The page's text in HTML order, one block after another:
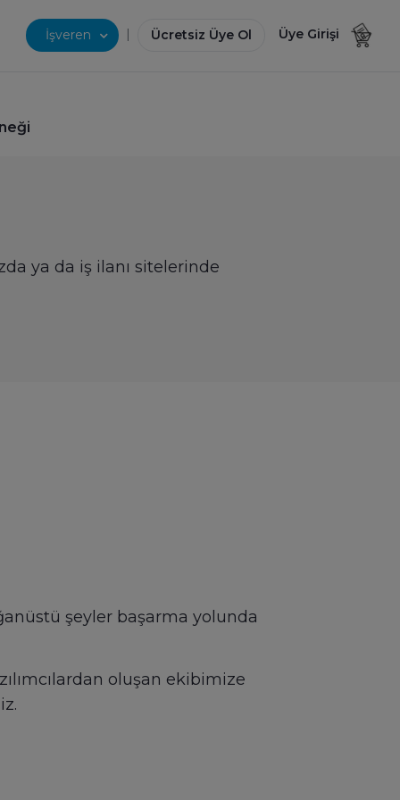
İşveren | Ücretsiz Üye Ol Üye Girişi
ya da iş ilanı sitelerinde
şeyler başarma yolunda
oluşan ekibimize